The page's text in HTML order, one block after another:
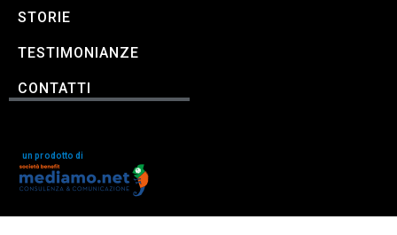
STORIE
TESTIMONIANZE
CONTATTI
un prodotto di